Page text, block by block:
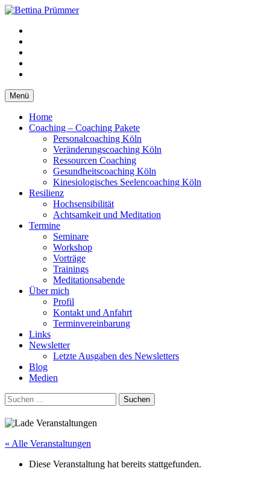
Springe
Inhalt
Menü
Home
Coaching – Coaching Pakete
Personalcoaching Köln
Veränderungscoaching Köln
Ressourcen Coaching
Gesundheitscoaching Köln
Kinesiologisches Seelencoaching Köln
Resilienz
Hochsensibilität
Achtsamkeit und Meditation
Termine
Seminare
Workshop
Vorträge
Trainings
Meditationsabende
Über mich
Profil
Kontakt und Anfahrt
Terminvereinbarung
Links
Newsletter
Letzte Ausgaben des Newsletters
Blog
Medien
Suchen
nach:
« Alle Veranstaltungen
Diese Veranstaltung hat bereits stattgefunden.